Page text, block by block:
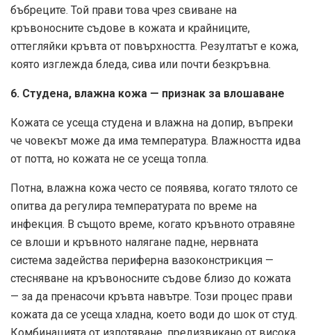
бъбреците. Той прави това чрез свиване на
кръвоносните съдове в кожата и крайниците,
оттегляйки кръвта от повърхността. Резултатът е кожа,
която изглежда бледа, сива или почти безкръвна.
6. Студена, влажна кожа — признак за влошаване
Кожата се усеща студена и влажна на допир, въпреки
че човекът може да има температура. Влажността идва
от потта, но кожата не се усеща топла.
Потна, влажна кожа често се появява, когато тялото се
опитва да регулира температурата по време на
инфекция. В същото време, когато кръвното отравяне
се влоши и кръвното налягане падне, нервната
система задейства периферна вазоконстрикция —
стесняване на кръвоносните съдове близо до кожата
— за да пренасочи кръвта навътре. Този процес прави
кожата да се усеща хладна, което води до шок от студ.